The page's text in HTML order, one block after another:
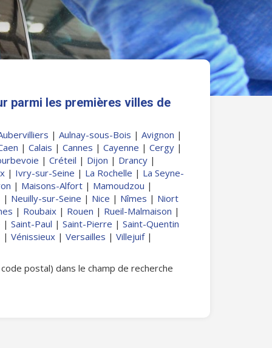
parmi les premières villes de
| Aulnay-sous-Bois | Avignon |
| Calais | Cannes | Cayenne | Cergy |
| Créteil | Dijon | Drancy |
| Ivry-sur-Seine | La Rochelle | La Seyne-
| Maisons-Alfort | Mamoudzou |
| Neuilly-sur-Seine | Nice | Nîmes | Niort
| Roubaix | Rouen | Rueil-Malmaison |
| Saint-Paul | Saint-Pierre | Saint-Quentin
| Vénissieux | Versailles | Villejuif|
postal) dans le champ de recherche